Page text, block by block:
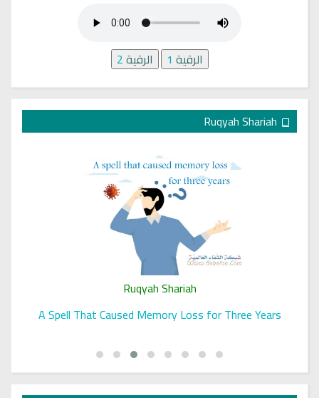
الرقية 1 الرقية2
Ruqyah Shariah
A Spell That Caused Memory Loss for Three Years